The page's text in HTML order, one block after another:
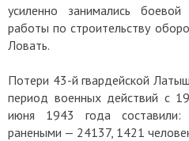
усиленно занимались боевой
работы по строительству
Ловать.
Потери 43-й гвардейской
период военных действий с
июня 1943 года
ранеными — 24137, 1421